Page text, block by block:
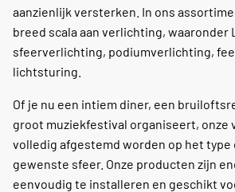
aanzienlijk versterken. In ons
breed scala aan verlichting, waaronder
sfeerverlichting, podiumverlichting,
lichtsturing.
Of je nu een intiem diner, een
groot muziekfestival organiseert, onze
volledig afgestemd worden op het type
gewenste sfeer. Onze producten zijn
eenvoudig te installeren en geschikt